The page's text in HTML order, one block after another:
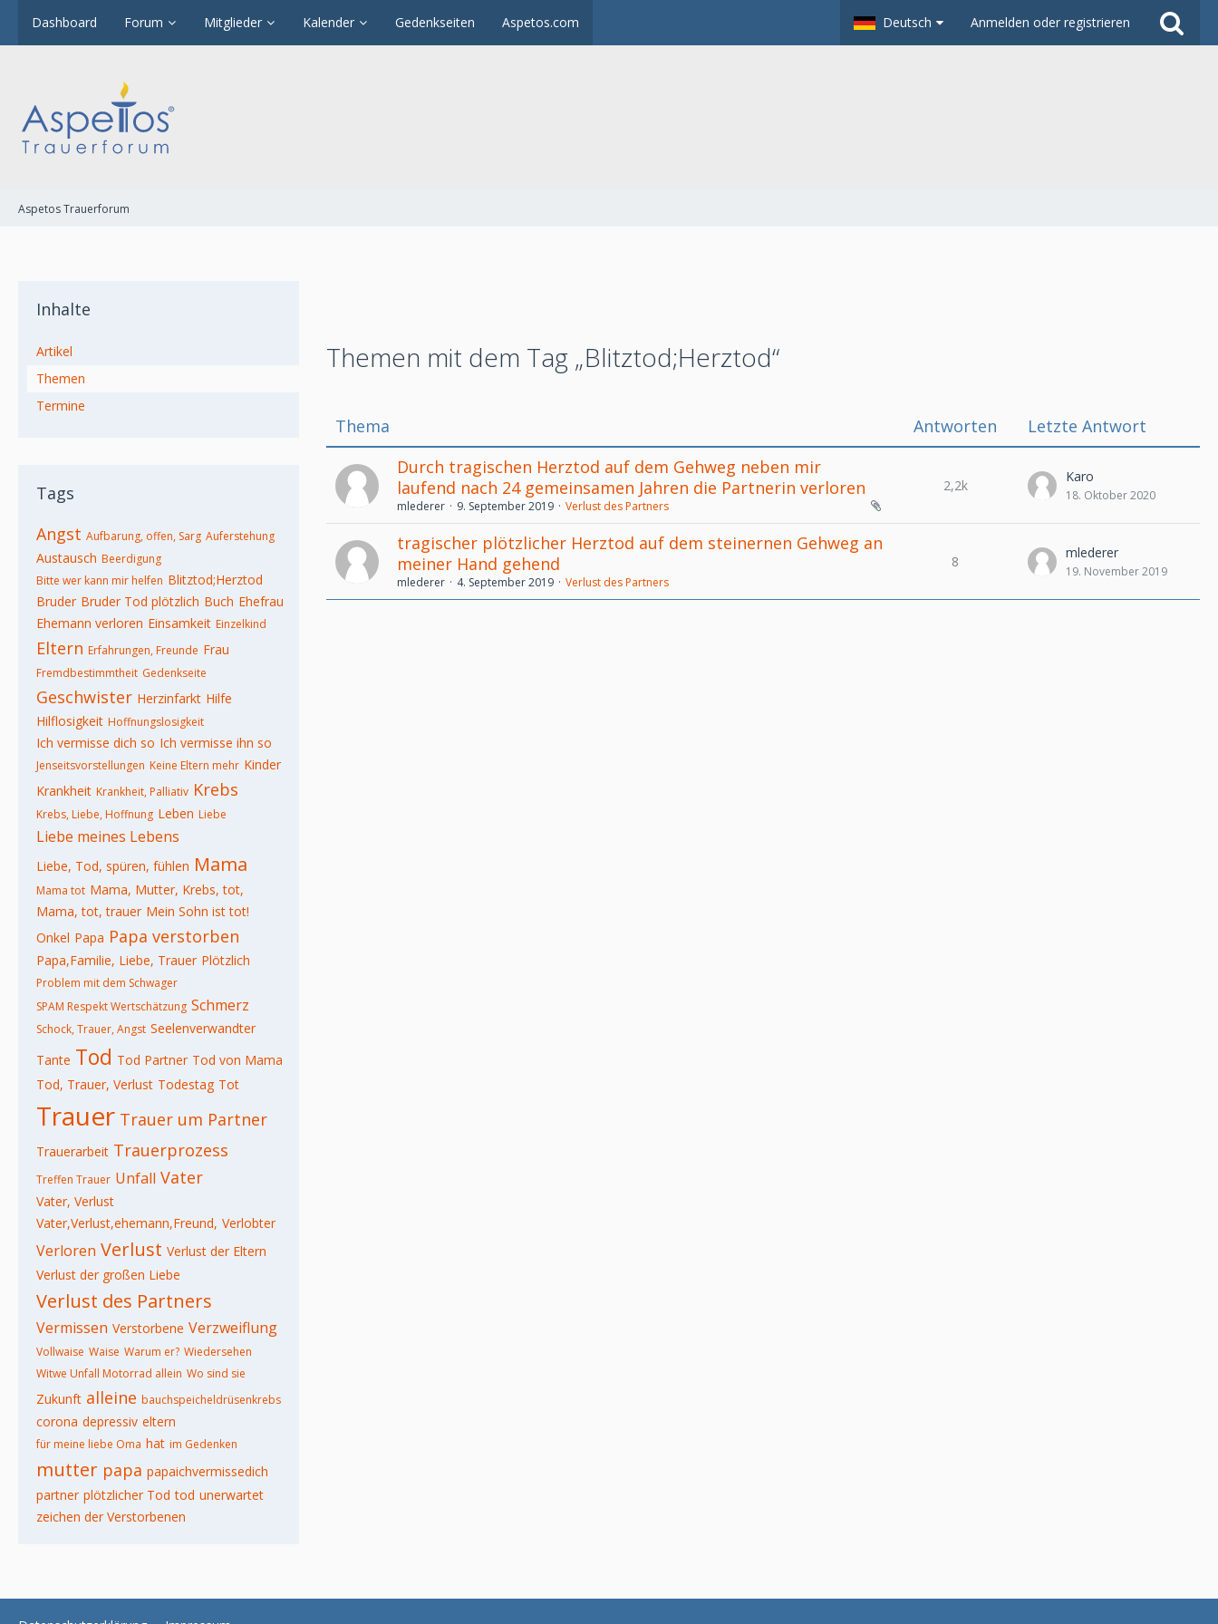
Dashboard Forum Mitglieder Kalender Gedenkseiten Aspetos.com Deutsch Anmelden oder registrieren
Aspetos Trauerforum
Inhalte
Artikel
Themen
Termine
Tags
Angst Aufbarung, offen, Sarg Auferstehung
Austausch Beerdigung
Bitte wer kann mir helfen Blitztod;Herztod
Bruder Bruder Tod plötzlich Buch Ehefrau
Ehemann verloren Einsamkeit Einzelkind
Eltern Erfahrungen, Freunde Frau
Fremdbestimmtheit Gedenkseite
Geschwister Herzinfarkt Hilfe
Hilflosigkeit Hoffnungslosigkeit
Ich vermisse dich so Ich vermisse ihn so
Jenseitsvorstellungen Keine Eltern mehr Kinder
Krankheit Krankheit, Palliativ Krebs
Krebs, Liebe, Hoffnung Leben Liebe
Liebe meines Lebens
Liebe, Tod, spüren, fühlen Mama
Mama tot Mama, Mutter, Krebs, tot,
Mama, tot, trauer Mein Sohn ist tot!
Onkel Papa Papa verstorben
Papa,Familie, Liebe, Trauer Plötzlich
Problem mit dem Schwager
SPAM Respekt Wertschätzung Schmerz
Schock, Trauer, Angst Seelenverwandter
Tante Tod Tod Partner Tod von Mama
Tod, Trauer, Verlust Todestag Tot
Trauer Trauer um Partner
Trauerarbeit Trauerprozess
Treffen Trauer Unfall Vater
Vater, Verlust
Vater,Verlust,ehemann,Freund, Verlobter
Verloren Verlust Verlust der Eltern
Verlust der großen Liebe
Verlust des Partners
Vermissen Verstorbene Verzweiflung
Vollwaise Waise Warum er? Wiedersehen
Witwe Unfall Motorrad allein Wo sind sie
Zukunft alleine bauchspeicheldrüsenkrebs
corona depressiv eltern
für meine liebe Oma hat im Gedenken
mutter papa papaichvermissedich
partner plötzlicher Tod tod unerwartet
zeichen der Verstorbenen
Themen mit dem Tag „Blitztod;Herztod“
Thema Antworten
Letzte Antwort
Durch tragischen Herztod auf dem Gehweg neben mir
laufend nach 24 gemeinsamen Jahren die Partnerin verloren
mlederer 9. September 2019 Verlust des Partners
2,2k
Karo
18. Oktober 2020
tragischer plötzlicher Herztod auf dem steinernen Gehweg an
meiner Hand gehend
mlederer 4. September 2019 Verlust des Partners
8
mlederer
19. November 2019